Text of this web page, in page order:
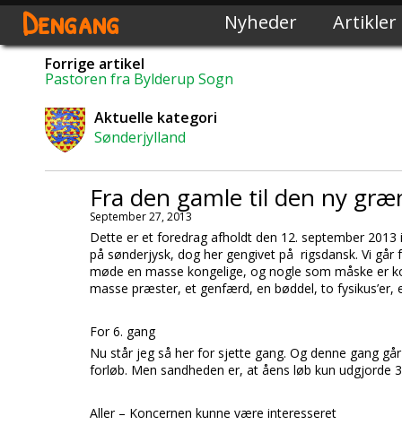
Dengang Nyheder Artikler
Forrige artikel
Pastoren fra Bylderup Sogn
Aktuelle kategori
Sønderjylland
Fra den gamle til den ny
September 27, 2013
Dette er et foredrag afholdt den 12. september
på sønderjysk, dog her gengivet på rigsdansk. Vi
møde en masse kongelige, og nogle som måske er
masse præster, et genfærd, en bøddel, to
For 6. gang
Nu står jeg så her for sjette gang. Og denne gang
forløb. Men sandheden er, at åens løb kun
Aller – Koncernen kunne være interesseret